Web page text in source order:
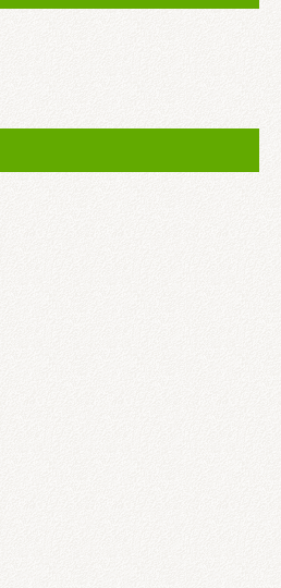
できると思います。
ている場合はLINEの返信が遅くな